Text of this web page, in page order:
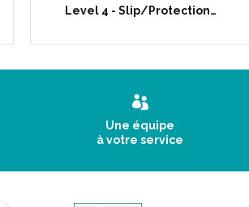
Level 4 - Slip/Protection…
Une équipe
à votre service